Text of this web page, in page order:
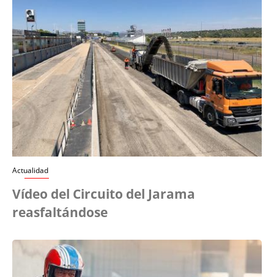
Actualidad
Vídeo del Circuito del Jarama
reasfaltándose